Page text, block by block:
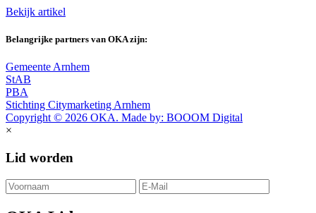
Bekijk artikel
Belangrijke partners van OKA zijn:
Gemeente Arnhem
StAB
PBA
Stichting Citymarketing Arnhem
Copyright © 2026 OKA. Made by: BOOOM Digital
×
Lid worden